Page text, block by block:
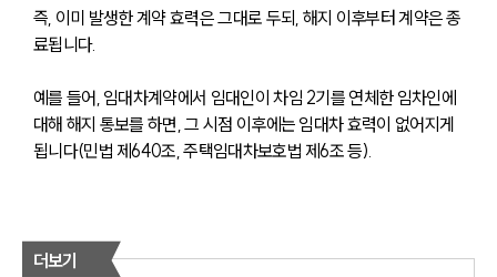
즉, 이미 발생한 계약 효력은 그대로 두되, 해지 이후부터 계약은 종
료됩니다.
예를 들어, 임대차계약에서 임대인이 차임 2기를 연체한 임차인에
대해 해지 통보를 하면, 그 시점 이후에는 임대차 효력이 없어지게
됩니다(민법 제640조, 주택임대차보호법 제6조 등).
더보기